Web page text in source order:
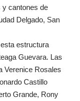
y cantones de
Delgado, San
estructura
Guevara. Las
Verenice Rosales
Castillo
Grande, Rony